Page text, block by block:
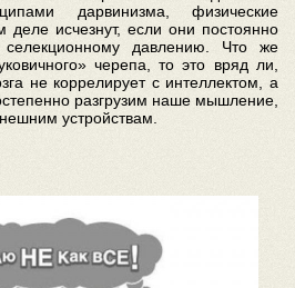
дарвинизма, физические
деле исчезнут, если они постоянно
селекционному давлению. Что же
черепа, то это вряд ли,
не коррелирует с интеллектом, а
разгрузим наше мышление,
устройствам.